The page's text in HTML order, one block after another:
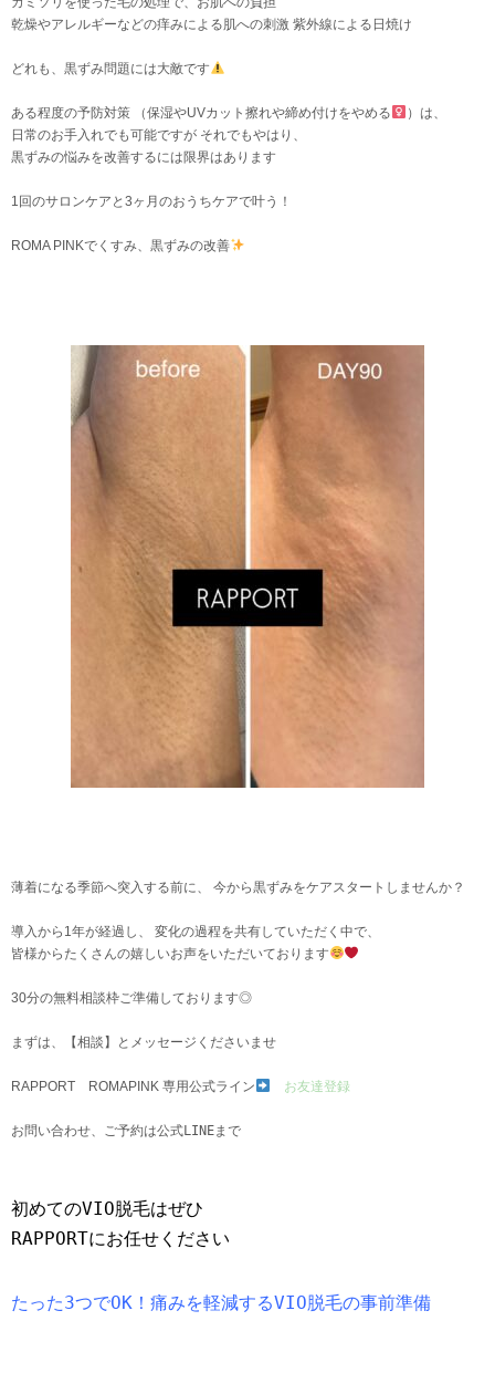
乾燥やアレルギーなどの痒みによる肌への刺激 紫外線による日焼け
どれも、黒ずみ問題には大敵です
ある程度の予防対策 （保湿やUVカット擦れや締め付けをやめる‍
）は、
日常のお手入れでも可能ですが それでもやはり、
黒ずみの悩みを改善するには限界はあります
1回のサロンケアと3ヶ月のおうちケアで叶う！
ROMA PINKでくすみ、黒ずみの改善
薄着になる季節へ突入する前に、 今から黒ずみをケアスタートしませんか？
導入から1年が経過し、 変化の過程を共有していただく中で、
皆様からたくさんの嬉しいお声をいただいております
30分の無料相談枠ご準備しております◎
まずは、【相談】とメッセージくださいませ
RAPPORT ROMAPINK 専用公式ライン お友達登録
お問い合わせ、ご予約は公式LINEまで
初めてのVIO脱毛はぜひ
RAPPORTにお任せください
たった3つでOK！痛みを軽減するVIO脱毛の事前準備